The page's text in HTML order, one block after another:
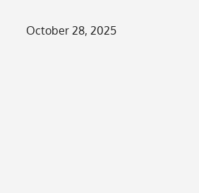
Posted
October 28, 2025